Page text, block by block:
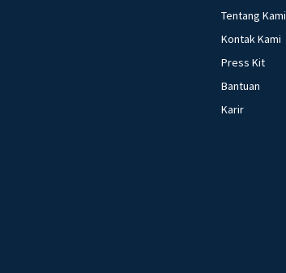
Tentang Kami
Kontak Kami
Press Kit
Bantuan
Karir